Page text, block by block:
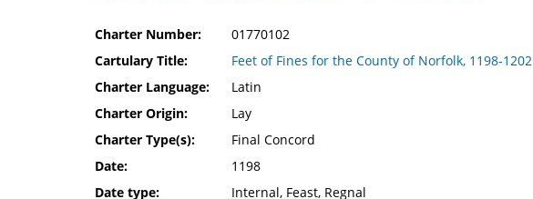
Charter Number:
01770102
Cartulary Title:
Feet of Fines for the County of Norfolk, 1198-1202
Charter Language:
Latin
Charter Origin:
Lay
Charter Type(s):
Final Concord
Date:
1198
Date type:
Internal, Feast, Regnal